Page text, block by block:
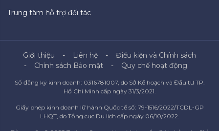
Trung tâm hỗ trợ đối tác
Giới thiệu Liên hệ
Điều kiện và Chính sách
Chính sách Bảo mật
Quy chế hoạt động
Số đăng ký kinh doanh: 0316781007, do Sở Kế hoạch và Đầu tư TP.
Hồ Chí Minh cấp ngày 31/3/2021.
Giấy phép kinh doanh lữ hành Quốc tế số: 79-1516/2022/TCDL-GP
LHQT, do Tổng cục Du lịch cấp ngày 06/10/2022.